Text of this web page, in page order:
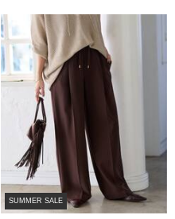
SUMMER SALE